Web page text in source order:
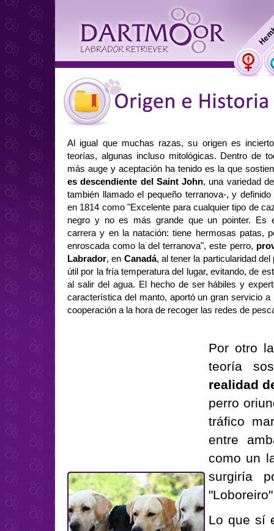
Al igual que muchas razas, su origen es
teorías, algunas incluso mitológicas. Dentro de
más auge y aceptación ha tenido es la que
es descendiente del Saint John, una variedad
también llamado el pequeño terranova-, y
en 1814 como "Excelente para cualquier tipo de
negro y no es más grande que un pointer. Es
carrera y en la natación: tiene hermosas patas,
enroscada como la del terranova", este perro,
Labrador, en Canadá, al tener la particularidad
útil por la fría temperatura del lugar, evitando, de
al salir del agua. El hecho de ser hábiles y
característica del manto, aportó un gran servicio
cooperación a la hora de recoger las redes de
Por otro
teoría
realidad
perro
tráfico
entre
como un
surgiría
Lo que sí